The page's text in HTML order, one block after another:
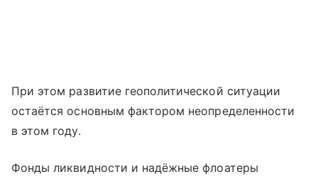
При этом развитие геополитической ситуации
остаётся основным фактором неопределенности
в этом году.
Фонды ликвидности и надёжные флоатеры